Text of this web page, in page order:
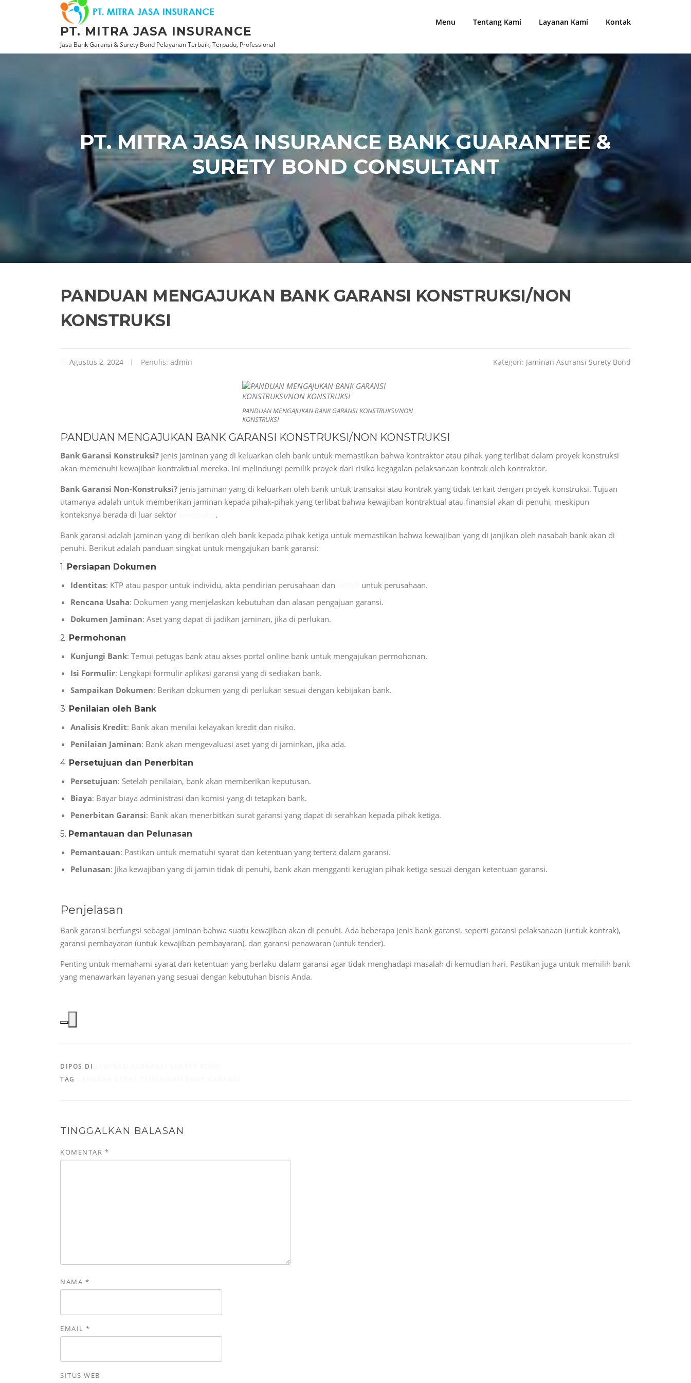
PT. MITRA JASA INSURANCE
Jasa Bank Garansi & Surety Bond Pelayanan Terbaik, Terpadu, Professional
Menu Tentang Kami Layanan Kami Kontak
PT. MITRA JASA INSURANCE BANK GUARANTEE &
SURETY BOND CONSULTANT
PANDUAN MENGAJUKAN BANK GARANSI KONSTRUKSI/NON
KONSTRUKSI
Agustus 2, 2024 Penulis: admin Kategori: Jaminan Asuransi Surety Bond
PANDUAN MENGAJUKAN BANK GARANSI KONSTRUKSI/NON
KONSTRUKSI
PANDUAN MENGAJUKAN BANK GARANSI KONSTRUKSI/NON KONSTRUKSI
Bank Garansi Konstruksi? jenis jaminan yang di keluarkan oleh bank untuk memastikan bahwa kontraktor atau pihak yang terlibat dalam proyek konstruksi
akan memenuhi kewajiban kontraktual mereka. Ini melindungi pemilik proyek dari risiko kegagalan pelaksanaan kontrak oleh kontraktor.
Bank Garansi Non-Konstruksi? jenis jaminan yang di keluarkan oleh bank untuk transaksi atau kontrak yang tidak terkait dengan proyek konstruksi. Tujuan
utamanya adalah untuk memberikan jaminan kepada pihak-pihak yang terlibat bahwa kewajiban kontraktual atau finansial akan di penuhi, meskipun
konteksnya berada di luar sektor
.
Bank garansi adalah jaminan yang di berikan oleh bank kepada pihak ketiga untuk memastikan bahwa kewajiban yang di janjikan oleh nasabah bank akan di
penuhi. Berikut adalah panduan singkat untuk mengajukan bank garansi:
1. Persiapan Dokumen
Identitas: KTP atau paspor untuk individu, akta pendirian perusahaan dan
untuk perusahaan.
Rencana Usaha: Dokumen yang menjelaskan kebutuhan dan alasan pengajuan garansi.
Dokumen Jaminan: Aset yang dapat di jadikan jaminan, jika di perlukan.
2. Permohonan
Kunjungi Bank: Temui petugas bank atau akses portal online bank untuk mengajukan permohonan.
Isi Formulir: Lengkapi formulir aplikasi garansi yang di sediakan bank.
Sampaikan Dokumen: Berikan dokumen yang di perlukan sesuai dengan kebijakan bank.
3. Penilaian oleh Bank
Analisis Kredit: Bank akan menilai kelayakan kredit dan risiko.
Penilaian Jaminan: Bank akan mengevaluasi aset yang di jaminkan, jika ada.
4. Persetujuan dan Penerbitan
Persetujuan: Setelah penilaian, bank akan memberikan keputusan.
Biaya: Bayar biaya administrasi dan komisi yang di tetapkan bank.
Penerbitan Garansi: Bank akan menerbitkan surat garansi yang dapat di serahkan kepada pihak ketiga.
5. Pemantauan dan Pelunasan
Pemantauan: Pastikan untuk mematuhi syarat dan ketentuan yang tertera dalam garansi.
Pelunasan: Jika kewajiban yang di jamin tidak di penuhi, bank akan mengganti kerugian pihak ketiga sesuai dengan ketentuan garansi.
Penjelasan
Bank garansi berfungsi sebagai jaminan bahwa suatu kewajiban akan di penuhi. Ada beberapa jenis bank garansi, seperti garansi pelaksanaan (untuk kontrak),
garansi pembayaran (untuk kewajiban pembayaran), dan garansi penawaran (untuk tender).
Penting untuk memahami syarat dan ketentuan yang berlaku dalam garansi agar tidak menghadapi masalah di kemudian hari. Pastikan juga untuk memilih bank
yang menawarkan layanan yang sesuai dengan kebutuhan bisnis Anda.
DIPOS DI
TAG
TINGGALKAN BALASAN
KOMENTAR *
NAMA *
EMAIL *
SITUS WEB